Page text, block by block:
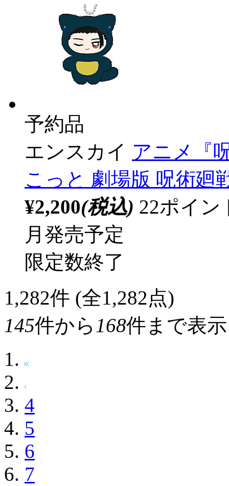
予約品
エンスカイ アニメ『
こっと 劇場版 呪術廻
¥2,200(税込) 22ポイ
月発売予定
限定数終了
1,282件 (全1,282点)
145件から 168件まで表示
4
5
6
7